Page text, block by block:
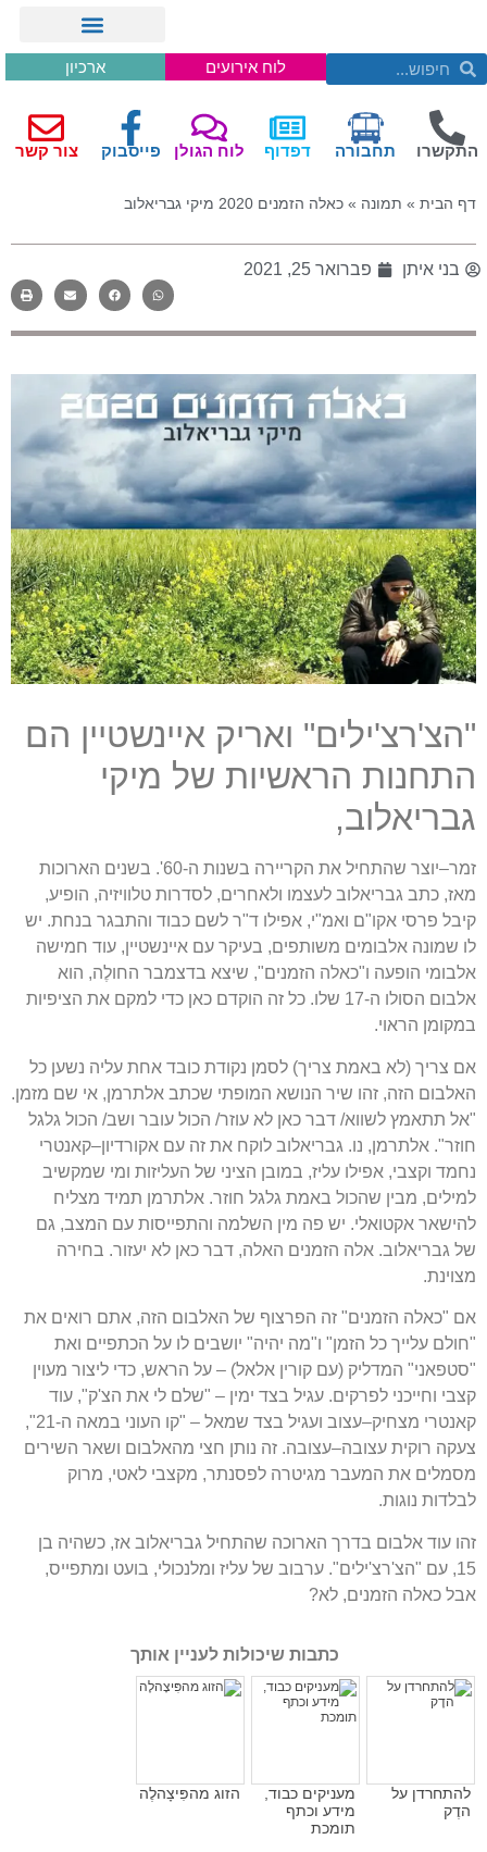
לוח אירועים ארכיון
התקשרו תחבורה דפדוף לוח הגולן פייסבוק צור קשר
דף הבית » תמונה » כאלה הזמנים 2020 מיקי גבריאלוב
בני איתן פברואר 25, 2021
"הצ'רצ'ילים" ואריק איינשטיין הם
התחנות הראשיות של מיקי
גבריאלוב,
זמר–יוצר שהתחיל את הקריירה בשנות ה-60'.
בשנים הארוכות
מאז, כתב גבריאלוב לעצמו ולאחרים, לסדרות טלוויזיה, הופיע,
קיבל פרסי אקו"ם ואמ"י, אפילו ד"ר לשם כבוד והתבגר בנחת. יש
לו שמונה אלבומים משותפים, בעיקר עם איינשטיין, עוד חמישה
אלבומי הופעה ו"כאלה הזמנים", שיצא בדצמבר החולֶה, הוא
אלבום הסולו ה-17 שלו. כל זה הוקדם כאן כדי למקם את הציפיות
במקומן הראוי.
אם צריך (לא באמת צריך) לסמן נקודת כובד אחת עליה נשען כל
האלבום הזה, זהו שיר הנושא המופתי שכתב אלתרמן, אי שם מזמן.
"אל תתאמץ לשווא/ דבר כאן לא עוזר/ הכול עובר ושב/ הכול גלגל
חוזר". אלתרמן, נו. גבריאלוב לוקח את זה עם אקורדיון–קאנטרי
נחמד וקצבי, אפילו עליז, במובן הציני של העליזות ומי שמקשיב
למילים, מבין שהכול באמת גלגל חוזר. אלתרמן תמיד מצליח
להישאר אקטואלי. יש פה מין השלמה והתפייסות עם המצב, גם
של גבריאלוב. אלה הזמנים האלה, דבר כאן לא יעזור. בחירה
מצוינת.
אם "כאלה הזמנים" זה הפרצוף של האלבום הזה, אתם רואים את
"חולם עלייך כל הזמן" ו"מה יהיה" יושבים לו על הכתפיים ואת
"סטפאני" המדליק (עם קורין אלאל) – על הראש, כדי ליצור מעוין
קצבי וחייכני לפרקים. עגיל בצד ימין – "שלם לי את הצ'ק", עוד
קאנטרי מצחיק–עצוב ועגיל בצד שמאל – "קו העוני במאה ה-21",
צעקה רוקית עצובה–עצובה. זה נותן חצי מהאלבום ושאר השירים
מסמלים את המעבר מגיטרה לפסנתר, מקצבי לאטי, מרוק
לבלדות נוגות.
זהו עוד אלבום בדרך הארוכה שהתחיל גבריאלוב אז, כשהיה בן
15, עם "הצ'רצ'ילים". ערבוב של עליז ומלנכולי, בועט ומתפייס,
אבל כאלה הזמנים, לא?
כתבות שיכולות לעניין אותך
להתחרדן על
הדֶק
מעניקים כבוד,
מידע וכתף
תומכת
הזוג מהפִּיצָהלֶה